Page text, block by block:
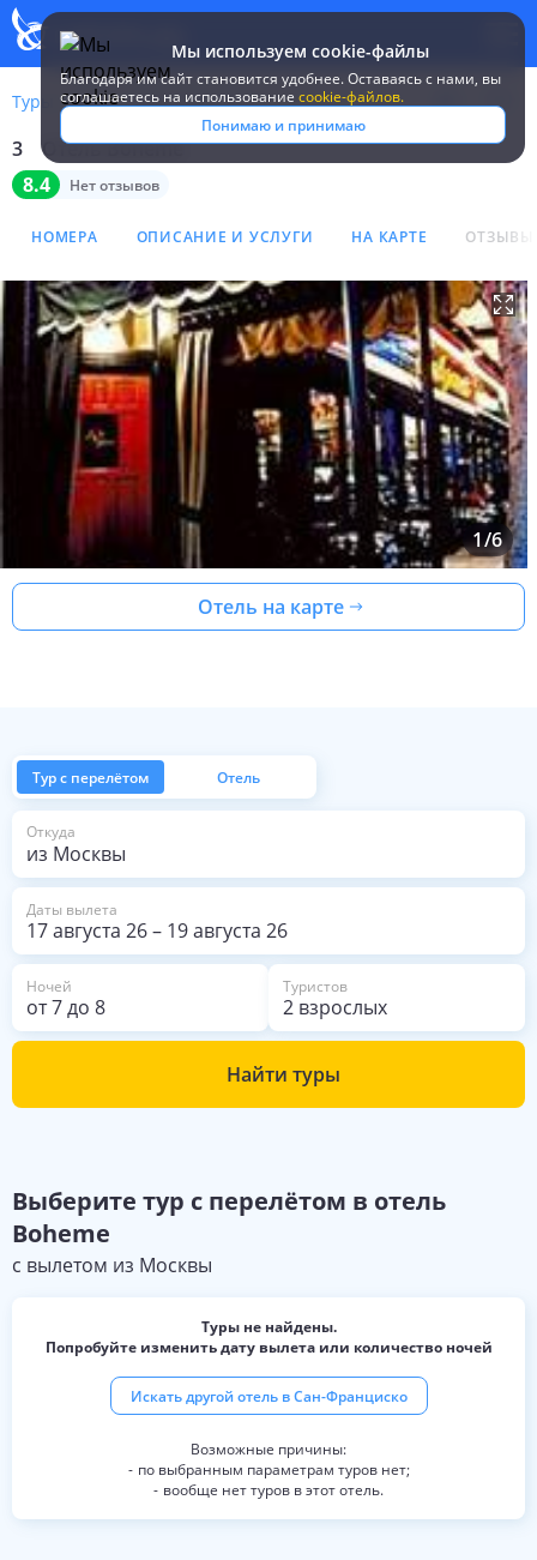
Мы используем cookie-файлы
Благодаря им сайт становится удобнее. Оставаясь c нами, вы
соглашаетесь на использование cookie-файлов.
Понимаю и принимаю
Туры США Сан-Франциско Boheme
Отель Boheme 3*
3
Отель Boheme
8.4
Нет отзывов
НОМЕРА ОПИСАНИЕ И УСЛУГИ НА КАРТЕ ОТЗЫВЫ
1/6
Отель на карте
Тур с перелётом Отель
Откуда
из Москвы
Даты вылета
17 августа 26– 19 августа 26
Ночей
от7до 8
Туристов
2 взрослых
Найти туры
Выберите тур с перелётом в отель
Boheme
с вылетом из Москвы
Туры не найдены.
Попробуйте изменить дату вылета или количество ночей
Искать другой отель вСан-Франциско
по выбранным параметрам туров нет;
вообще нет туров в этот отель.